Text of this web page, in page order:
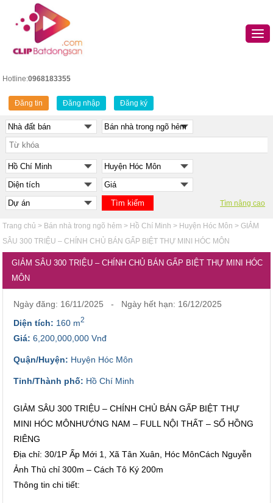
Hotline:0968183355
Đăng tin Đăng nhập Đăng ký
Tìm nâng cao
Trang chủ > Bán nhà trong ngõ hẻm > Hồ Chí Minh > Huyện Hóc Môn >GIẢM
SÂU 300 TRIỆU – CHÍNH CHỦ BÁN GẤP BIỆT THỰ MINI HÓC MÔN
GIẢM SÂU 300 TRIỆU – CHÍNH CHỦ BÁN GẤP BIỆT THỰ MINI HÓC
MÔN
Ngày đăng: 16/11/2025 - Ngày hết hạn: 16/12/2025
Diện tích: 160 m2
Giá: 6,200,000,000 Vnđ
Quận/Huyện: Huyện Hóc Môn
Tỉnh/Thành phố: Hồ Chí Minh
GIẢM SÂU 300 TRIỆU – CHÍNH CHỦ BÁN GẤP BIỆT THỰ
MINI HÓC MÔNHƯỚNG NAM – FULL NỘI THẤT – SỔ HỒNG
RIÊNG
Địa chỉ: 30/1P Ấp Mới 1, Xã Tân Xuân, Hóc MônCách Nguyễn
Ảnh Thủ chỉ 300m – Cách Tô Ký 200m
Thông tin chi tiết: